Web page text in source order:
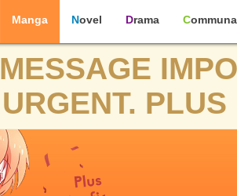
Manga Novel Drama
MESSAGE
URGENT.